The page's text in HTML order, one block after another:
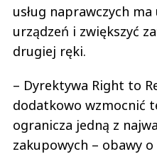
usług naprawczych
urządzeń i zwiększyć
drugiej ręki.
– Dyrektywa Right to
dodatkowo wzmocnić
ogranicza jedną z
zakupowych – obawy